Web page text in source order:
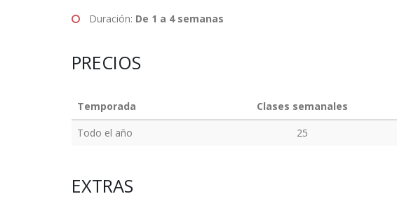
Duración: De 1 a 4 semanas
PRECIOS
Temporada Clases semanales
Todo el año 25
EXTRAS